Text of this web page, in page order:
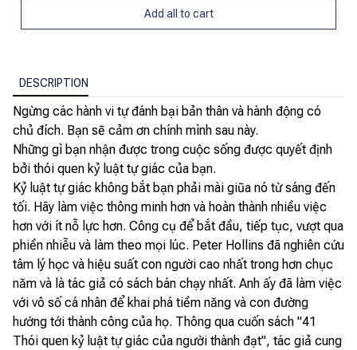
Add all to cart
DESCRIPTION
Ngừng các hành vi tự đánh bại bản thân và hành động có
chủ đích. Bạn sẽ cảm ơn chính mình sau này.
Những gì bạn nhận được trong cuộc sống được quyết định
bởi thói quen kỷ luật tự giác của bạn.
Kỷ luật tự giác không bắt bạn phải mài giũa nó từ sáng đến
tối. Hãy làm việc thông minh hơn và hoàn thành nhiều việc
hơn với ít nỗ lực hơn. Công cụ để bắt đầu, tiếp tục, vượt qua
phiền nhiễu và làm theo mọi lúc. Peter Hollins đã nghiên cứu
tâm lý học và hiệu suất con người cao nhất trong hơn chục
năm và là tác giả có sách bán chạy nhất. Anh ấy đã làm việc
với vô số cá nhân để khai phá tiềm năng và con đường
hướng tới thành công của họ. Thông qua cuốn sách "41
Thói quen kỷ luật tự giác của người thành đạt", tác giả cung